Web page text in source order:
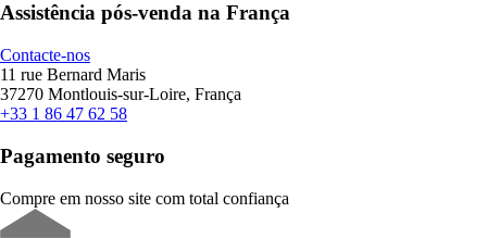
Assistência pós-venda na França
Contacte-nos
11 rue Bernard Maris
37270 Montlouis-sur-Loire, França
+33 1 86 47 62 58
Pagamento seguro
Compre em nosso site com total confiança